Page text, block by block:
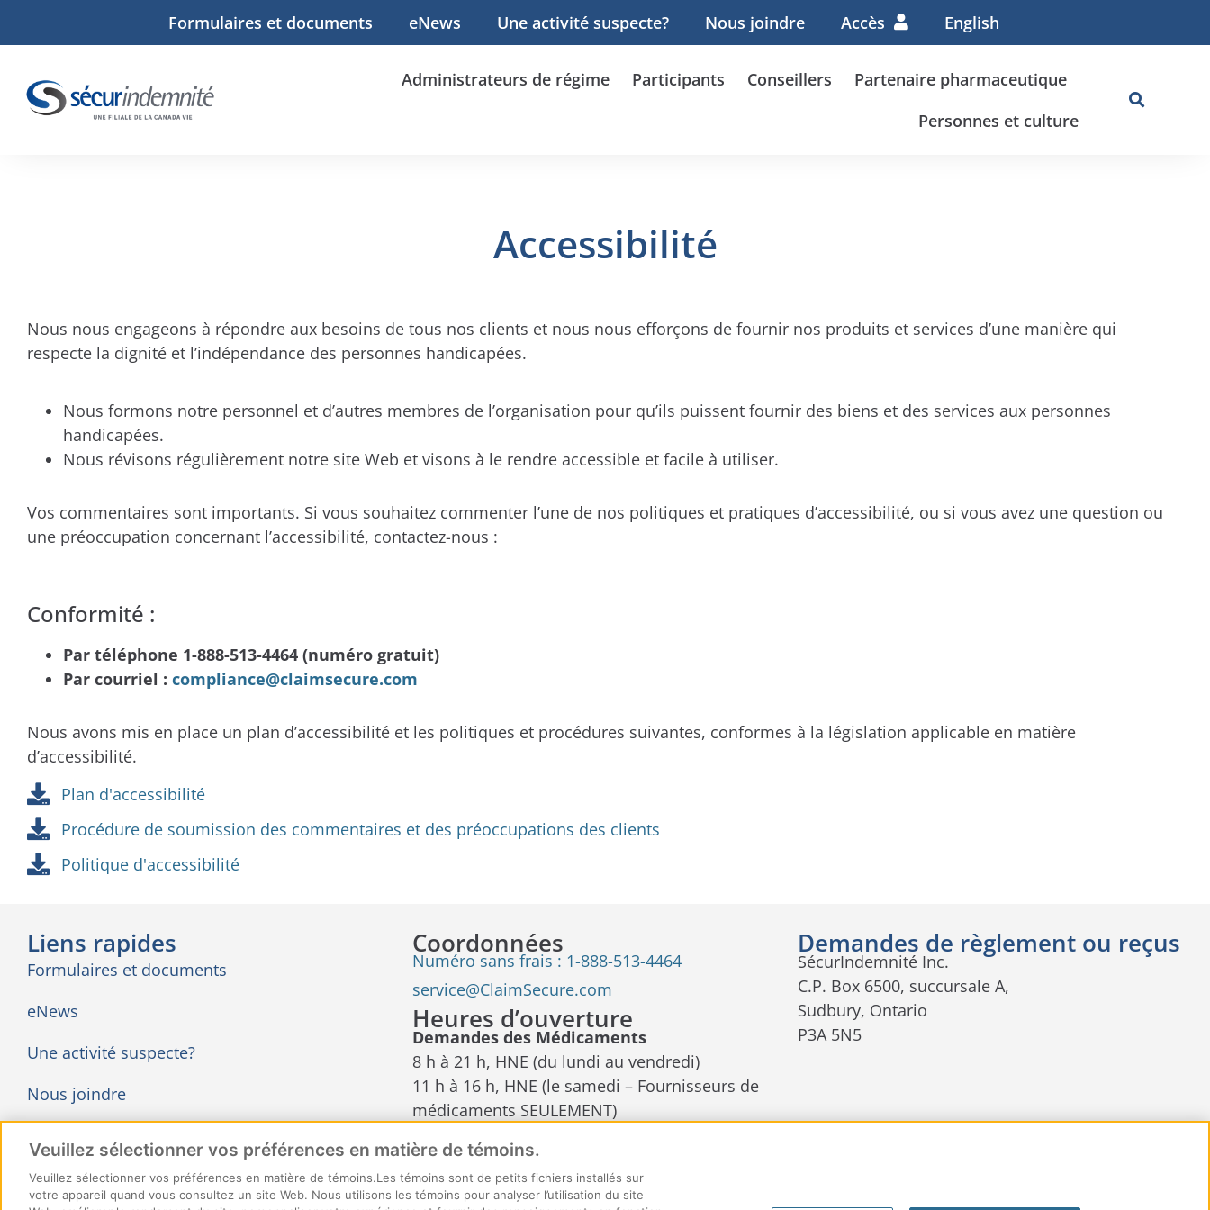
Formulaires et documents eNews Une activité suspecte? Nous joindre Accès English
Administrateurs de régime Participants Conseillers
Partenaire pharmaceutique
Personnes et culture
Accessibilité
Nous nous engageons à répondre aux besoins de tous nos clients et nous nous efforçons de fournir nos produits et services d’une manière qui
respecte la dignité et l’indépendance des personnes handicapées.
Nous formons notre personnel et d’autres membres de l’organisation pour qu’ils puissent fournir des biens et des services aux personnes
handicapées.
Nous révisons régulièrement notre site Web et visons à le rendre accessible et facile à utiliser.
Vos commentaires sont importants. Si vous souhaitez commenter l’une de nos politiques et pratiques d’accessibilité, ou si vous avez une question ou
une préoccupation concernant l’accessibilité, contactez-nous :
Conformité :
Par téléphone 1-888-513-4464 (numéro gratuit)
Par courriel : compliance@claimsecure.com
Nous avons mis en place un plan d’accessibilité et les politiques et procédures suivantes, conformes à la législation applicable en matière
d’accessibilité.
Plan d'accessibilité
Procédure de soumission des commentaires et des préoccupations des clients
Politique d'accessibilité
Liens rapides
Formulaires et documents
eNews
Une activité suspecte?
Nous joindre
Nous suivre
Coordonnées
Numéro sans frais : 1-888-513-4464
service@ClaimSecure.com
Heures d’ouverture
Demandes des Médicaments
8 h à 21 h, HNE (du lundi au vendredi)
11 h à 16 h, HNE (le samedi – Fournisseurs de
médicaments SEULEMENT)
Demandes de soins Dentaires et
Complémentaires
8 h à 21 h, HNE (du lundi au vendredi)
Demandes de règlement ou reçus
SécurIndemnité Inc.
C.P. Box 6500, succursale A,
Sudbury, Ontario
P3A 5N5
Veuillez sélectionner vos préférences en matière de témoins.
Veuillez sélectionner vos préférences en matière de témoins.Les témoins sont de petits fichiers installés sur
votre appareil quand vous consultez un site Web. Nous utilisons les témoins pour analyser l’utilisation du site